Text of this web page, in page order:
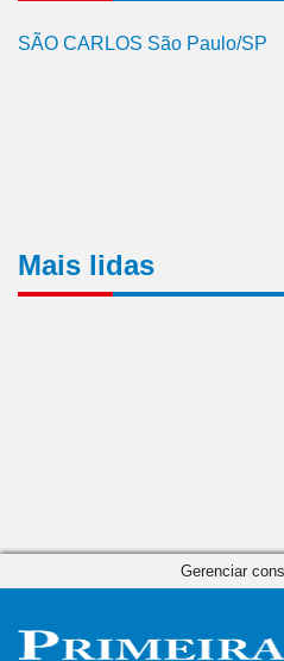
SÃO CARLOS São Paulo/SP
Mais lidas
Gerenciar